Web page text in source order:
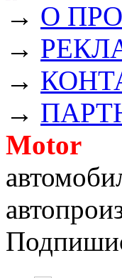
→ О
→
→
→
Motor